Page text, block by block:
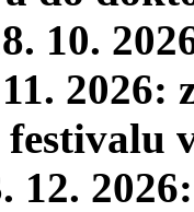
10.
festivalu
12.